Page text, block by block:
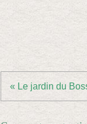
« Le jardin du